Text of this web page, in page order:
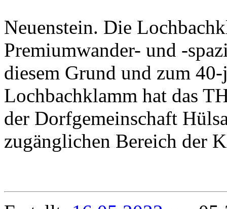
Neuenstein. Die
Premiumwander- und -
diesem Grund und zum
Lochbachklamm hat das
der Dorfgemeinschaft
zugänglichen Bereich der